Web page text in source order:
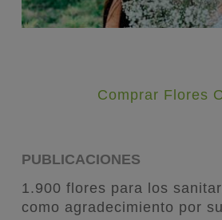
Comprar Flores
PUBLICACIONES
1.900 flores para los
como agradecimiento por